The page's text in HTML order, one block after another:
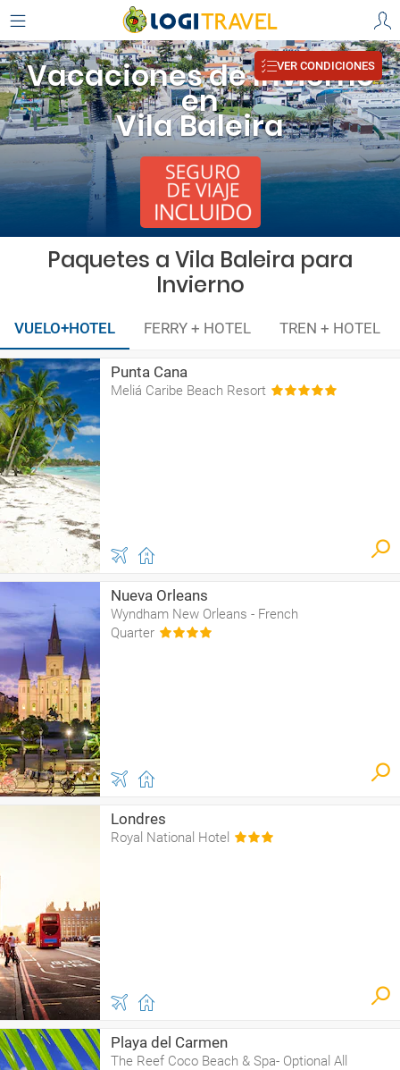
Vacaciones de Invierno
en
Vila Baleira
VER CONDICIONES
Paquetes a Vila Baleira para
Invierno
VUELO+HOTEL FERRY + HOTEL TREN + HOTEL
Punta Cana
Meliá Caribe Beach Resort
Nueva Orleans
Wyndham New Orleans - French
Quarter
Londres
Royal National Hotel
Playa del Carmen
The Reef Coco Beach & Spa- Optional All